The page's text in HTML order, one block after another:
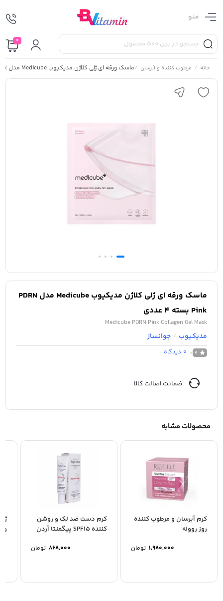
منو
0
خانه / مرطوب کننده و آبرسان /ماسک ورقه ای ژلی کلاژن مدیکیوب Medicube مدل PDRN Pink بسته 4 عددی
ماسک ورقه ای ژلی کلاژن مدیکیوب Medicube مدل PDRN
Pink بسته 4 عددی
Medicube PDRN Pink Collagen Gel Mask
مدیکیوب / جوانساز
0
0 دیدگاه
ضمانت اصالت کالا
محصولات مشابه
کرم آبرسان و مرطوب کننده
روز رووله
1,980,000 تومان
کرم دست ضد لک و روشن
کننده SPF15 پیگمنتا آردن
868,000 تومان
و